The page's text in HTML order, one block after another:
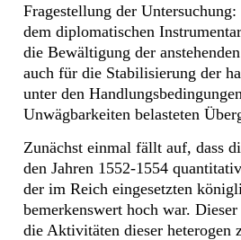
Fragestellung der
dem diplomatischen
die Bewältigung der
auch für die Stabilisierung der
unter den
Unwägbarkeiten belasteten
Zunächst einmal fällt auf, dass
den Jahren 1552-1554
der im Reich eingesetzten
bemerkenswert hoch war.
die Aktivitäten dieser heterogen